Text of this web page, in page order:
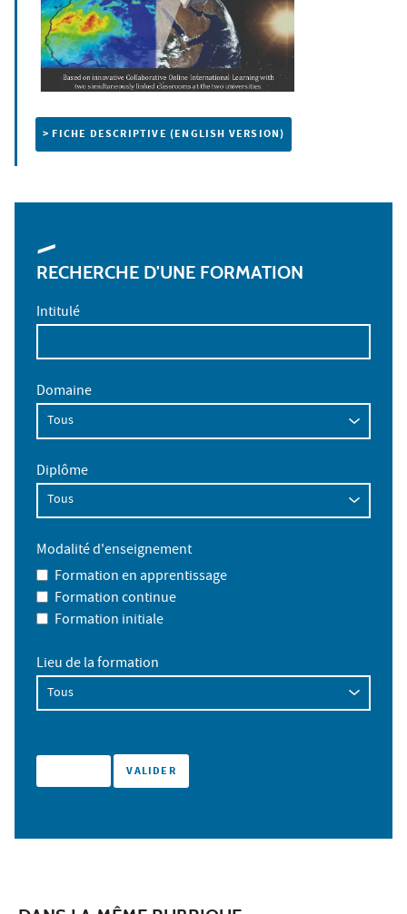
> FICHE DESCRIPTIVE (ENGLISH VERSION)
RECHERCHE D'UNE FORMATION
Intitulé
Domaine
Diplôme
Modalité d'enseignement
Formation en apprentissage
Formation continue
Formation initiale
Lieu de la formation